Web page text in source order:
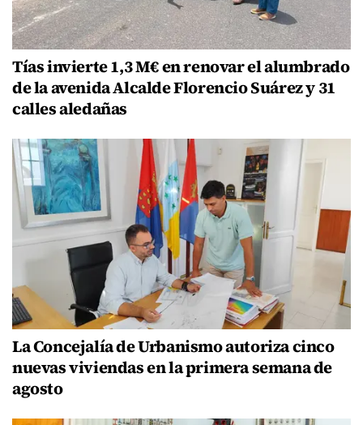
Tías invierte 1,3 M€ en renovar el alumbrado
de la avenida Alcalde Florencio Suárez y 31
calles aledañas
La Concejalía de Urbanismo autoriza cinco
nuevas viviendas en la primera semana de
agosto